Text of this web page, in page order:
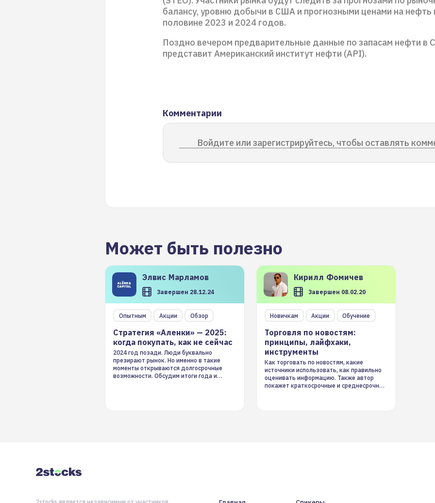
балансу, уровню добычи в США и прогнозными ценами на нефть
половине 2023 и 2024 годов.
Поздно вечером предварительные данные по запасам нефти в
представит Американский институт нефти (API).
Комментарии
Войдите или зарегистрируйтесь, чтобы оставлять
Может быть полезно
Элвис Марламов
Завершен 28.12.24
Опытным Акции Обзор
Стратегия «Аленки» — 2025:
когда покупать, как не сейчас
2024 год позади. Люди буквально
презирают рынок. Но именно в такие
моменты открываются долгосрочные
возможности. Обсудим итоги года и
Кирилл Фомичев
Завершен 08.02.20
Новичкам Акции Обучение
Торговля по новостям:
принципы, лайфхаки,
инструменты
Как торговать по новостям, какие
источники использовать, как правильно
оценивать информацию. Также автор
покажет краткосрочные и среднесрочные